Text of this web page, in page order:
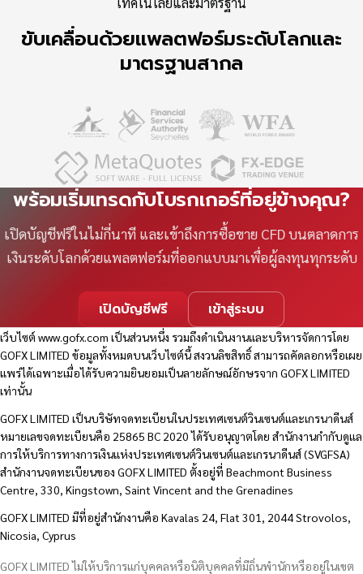
ขับเคลื่อนด้วยแพลตฟอร์มระดับโลกและ
มาตรฐานสากล
พร้อมเริ่มเทรดกับโบรกเกอร์ที่อยู่ข้างคุณ?
เปิดบัญชีฟรีในไม่กี่นาที และเข้าถึงการซื้อขาย CFD บนตลาดการ
เงินระดับโลกด้วยแพลตฟอร์มที่ออกแบบมาเพื่อผู้ลงทุนทุกระดับ
เปิดบัญชีฟรี เข้าสู่ระบบ
เว็บไซต์www.gofx.com เป็นส่วนหนึ่ง รวมถึงดำเนินงานและบริหารจัดการโดย
GOFX LIMITED ข้อมูลทั้งหมดบนเว็บไซต์นี้ สงวนลิขสิทธิ์ สามารถคัดลอกหรือเผย
แพร่ได้เฉพาะเมื่อได้รับความยินยอมเป็นลายลักษณ์อักษรจาก GOFX LIMITED
เท่านั้น
GOFX LIMITED เป็นบริษัทจดทะเบียนในประเทศเซนต์วินเซนต์และเกรนาดีนส์
หมายเลขจดทะเบียนคือ 25865 BC 2020 ได้รับอนุญาตโดย สำนักงานกำกับดูแล
การให้บริการทางการเงินแห่งประเทศเซนต์วินเซนต์และเกรนาดีนส์ (SVGFSA)
สำนักงานจดทะเบียนของ GOFX LIMITED ตั้งอยู่ที่ Beachmont Business
Centre, 330, Kingstown, Saint Vincent and the Grenadines
GOFX LIMITED มีที่อยู่สำนักงานคือ Kavalas 24, Flat 301, 2044 Strovolos,
Nicosia, Cyprus
GOFX LIMITED ไม่ให้บริการแก่บุคคลหรือนิติบุคคลที่มีถิ่นพำนักหรืออยู่ในเขต